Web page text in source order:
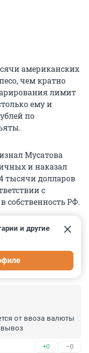
американских
чем кратно
лимит
ему и
по
Мусатова
и наказал
тысячи долларов
с
собственность РФ.
и другие
от ввоза валюты
вывоз
+0 –0